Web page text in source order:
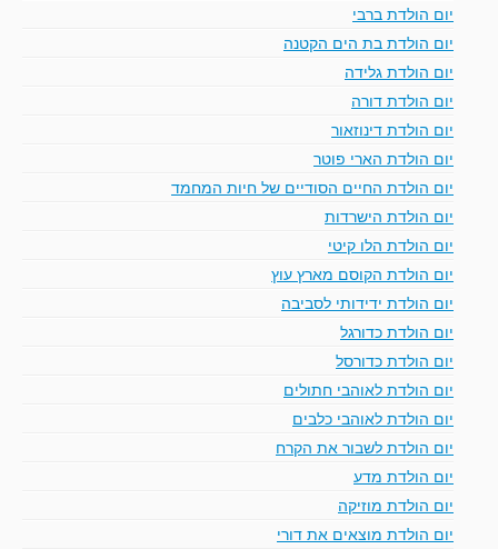
יום הולדת ברבי
יום הולדת בת הים הקטנה
יום הולדת גלידה
יום הולדת דורה
יום הולדת דינוזאור
יום הולדת הארי פוטר
יום הולדת החיים הסודיים של חיות המחמד
יום הולדת הישרדות
יום הולדת הלו קיטי
יום הולדת הקוסם מארץ עוץ
יום הולדת ידידותי לסביבה
יום הולדת כדורגל
יום הולדת כדורסל
יום הולדת לאוהבי חתולים
יום הולדת לאוהבי כלבים
יום הולדת לשבור את הקרח
יום הולדת מדע
יום הולדת מוזיקה
יום הולדת מוצאים את דורי